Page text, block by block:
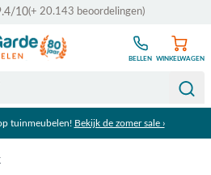
10(+ 20.143 beoordelingen)
BELLEN WINKELWAGEN
tuinmeubelen! Bekijk de zomer sale ›